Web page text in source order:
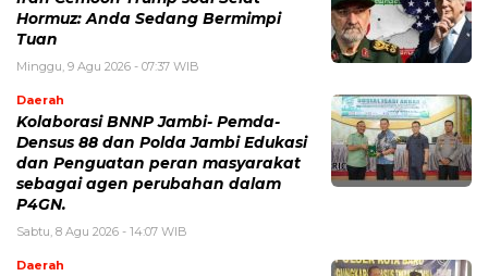
Hormuz: Anda Sedang Bermimpi
Tuan
Minggu, 9 Agu 2026 - 07:37 WIB
Daerah
Kolaborasi BNNP Jambi- Pemda-
Densus 88 dan Polda Jambi Edukasi
dan Penguatan peran masyarakat
sebagai agen perubahan dalam
P4GN.
Sabtu, 8 Agu 2026 - 14:07 WIB
Daerah